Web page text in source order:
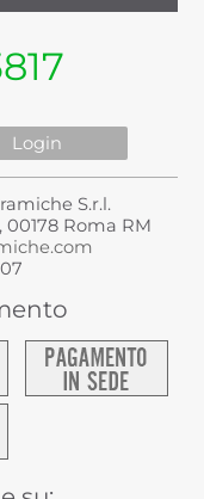
Login
S.r.l.
Roma RM